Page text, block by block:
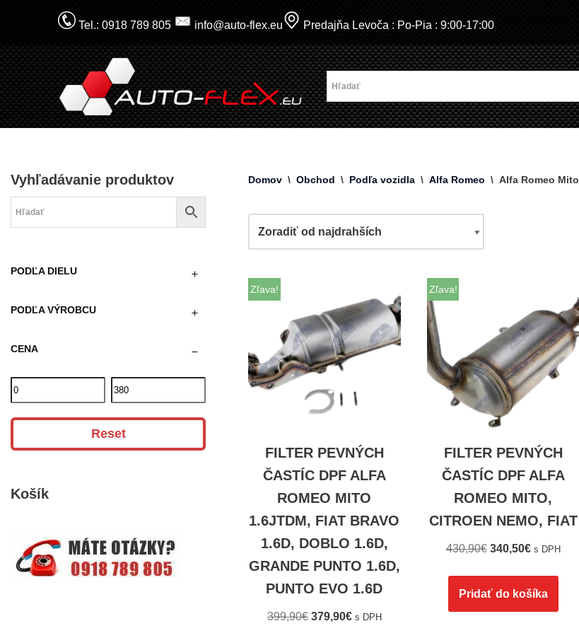
na
obsah
Tel.: 0918 789 805 info@auto-flex.eu Predajňa Levoča : Po-Pia : 9:00-17:00
Vyhľadávanie produktov
PODĽA DIELU
PODĽA VÝROBCU
CENA
Reset
Košík
Domov \ Obchod \ Podľa vozidla \ Alfa Romeo \ Alfa Romeo Mito
Zľava!
FILTER PEVNÝCH
ČASTÍC DPF ALFA
ROMEO MITO
1.6JTDM, FIAT BRAVO
1.6D, DOBLO 1.6D,
GRANDE PUNTO 1.6D,
PUNTO EVO 1.6D
399,90€ 379,90€ s DPH
Zľava!
FILTER PEVNÝCH
ČASTÍC DPF ALFA
ROMEO MITO,
CITROEN NEMO, FIAT
430,90€ 340,50€ s DPH
Pridať do košíka